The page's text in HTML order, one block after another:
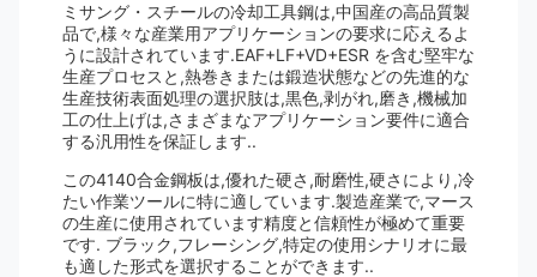
ミサング・スチールの冷却工具鋼は,中国産の高品質製
品で,様々な産業用アプリケーションの要求に応えるよ
うに設計されています.EAF+LF+VD+ESR を含む堅牢な
生産プロセスと,熱巻きまたは鍛造状態などの先進的な
生産技術表面処理の選択肢は,黒色,剥がれ,磨き,機械加
工の仕上げは,さまざまなアプリケーション要件に適合
する汎用性を保証します..
この4140合金鋼板は,優れた硬さ,耐磨性,硬さにより,冷
たい作業ツールに特に適しています.製造産業で,マース
の生産に使用されています精度と信頼性が極めて重要
です. ブラック,フレーシング,特定の使用シナリオに最
も適した形式を選択することができます..